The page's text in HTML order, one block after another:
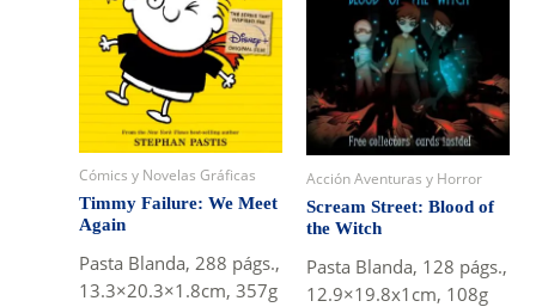
Cómics y Novelas Gráficas
Timmy Failure: We Meet
Again
Pasta Blanda, 288 págs.,
13.3×20.3×1.8cm, 357g
Acción Aventuras y Horror
Scream Street: Blood of
the Witch
Pasta Blanda, 128 págs.,
12.9×19.8x1cm, 108g